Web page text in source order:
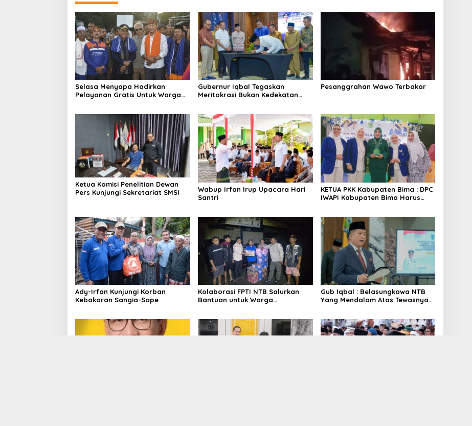
Selasa Menyapa Hadirkan
Pelayanan Gratis Untuk Warga
Gubernur Iqbal Tegaskan
Meritokrasi Bukan Kedekatan
Pesanggrahan Wawo Terbakar
Ketua Komisi Penelitian Dewan
Pers Kunjungi Sekretariat SMSI
Wabup Irfan Irup Upacara Hari
Santri
KETUA PKK Kabupaten Bima : DPC
IWAPI Kabupaten Bima Harus
Ady-Irfan Kunjungi Korban
Kebakaran Sangia-Sape
Kolaborasi FPTI NTB Salurkan
Bantuan untuk Warga
Gub Iqbal : Belasungkawa NTB
Yang Mendalam Atas Tewasnya